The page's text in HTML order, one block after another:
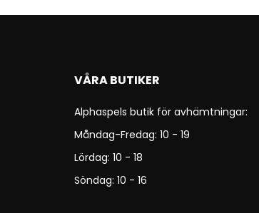
VÅRA BUTIKER
Alphaspels butik för avhämtningar:
Måndag-Fredag: 10 - 19
Lördag: 10 - 18
Söndag: 10 - 16